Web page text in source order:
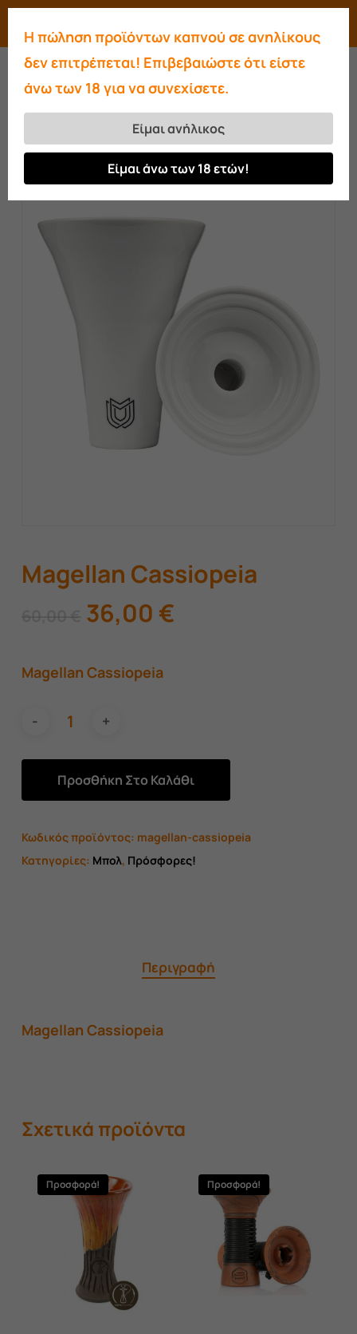
Skip
main
content
searchaccount
Αρχική σελίδα Μπολ
Magellan
Cassiopeia
Magellan Cassiopeia
60,00 € Original
price
was:
60,00 €.
36,00 €Η
Magellan Cassiopeia
Προσθήκη Στο Καλάθι
Κωδικός προϊόντος: magellan-cassiopeia
Κατηγορίες: Μπολ, Πρόσφορες!
Περιγραφή
Magellan Cassiopeia
Σχετικά προϊόντα
Προσφορά! Προσφορά!
Close
Η πώληση προϊόντων καπνού σε ανηλίκους
δεν επιτρέπεται! Επιβεβαιώστε ότι είστε
άνω των 18 για να συνεχίσετε.
Είμαι ανήλικος
Είμαι άνω των 18 ετών!